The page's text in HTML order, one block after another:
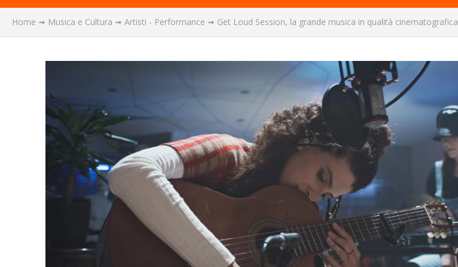
Home ➟ Musica e Cultura ➟ Artisti - Performance ➟ Get Loud Session, la grande musica in qualità cinematografica